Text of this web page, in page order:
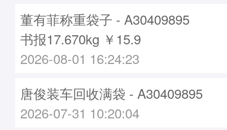
董有菲称重袋子 - A30409895
书报17.670kg ￥15.9
2026-08-01 16:24:23
唐俊装车回收满袋 - A30409895
2026-07-31 10:20:04